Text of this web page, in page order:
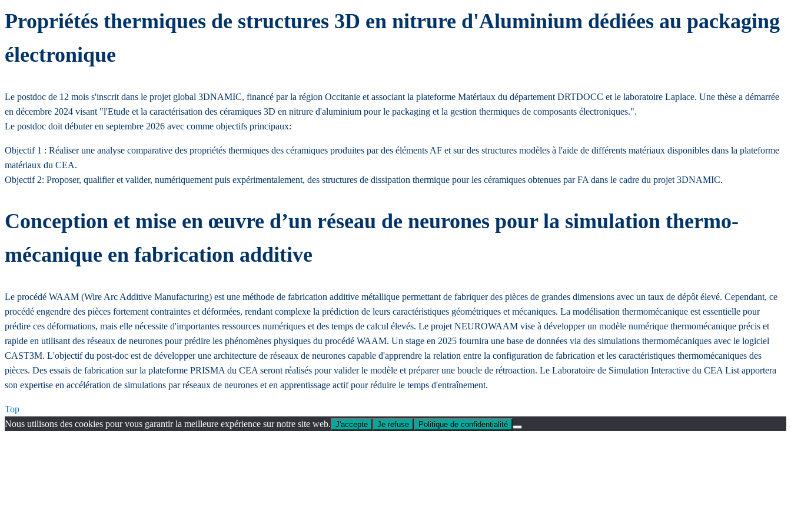
Propriétés thermiques de structures 3D en nitrure d'Aluminium dédiées au packaging
électronique
Le postdoc de 12 mois s'inscrit dans le projet global 3DNAMIC, financé par la région Occitanie et associant la plateforme Matériaux du département DRTDOCC et le laboratoire Laplace. Une thèse a démarrée
en décembre 2024 visant "l'Etude et la caractérisation des céramiques 3D en nitrure d'aluminium pour le packaging et la gestion thermiques de composants électroniques.".
Le postdoc doit débuter en septembre 2026 avec comme objectifs principaux:
Objectif 1 : Réaliser une analyse comparative des propriétés thermiques des céramiques produites par des éléments AF et sur des structures modèles à l'aide de différents matériaux disponibles dans la plateforme
matériaux du CEA.
Objectif 2: Proposer, qualifier et valider, numériquement puis expérimentalement, des structures de dissipation thermique pour les céramiques obtenues par FA dans le cadre du projet 3DNAMIC.
Conception et mise en œuvre d’un réseau de neurones pour la simulation thermo-
mécanique en fabrication additive
Le procédé WAAM (Wire Arc Additive Manufacturing) est une méthode de fabrication additive métallique permettant de fabriquer des pièces de grandes dimensions avec un taux de dépôt élevé. Cependant, ce
procédé engendre des pièces fortement contraintes et déformées, rendant complexe la prédiction de leurs caractéristiques géométriques et mécaniques. La modélisation thermomécanique est essentielle pour
prédire ces déformations, mais elle nécessite d'importantes ressources numériques et des temps de calcul élevés. Le projet NEUROWAAM vise à développer un modèle numérique thermomécanique précis et
rapide en utilisant des réseaux de neurones pour prédire les phénomènes physiques du procédé WAAM. Un stage en 2025 fournira une base de données via des simulations thermomécaniques avec le logiciel
CAST3M. L'objectif du post-doc est de développer une architecture de réseaux de neurones capable d'apprendre la relation entre la configuration de fabrication et les caractéristiques thermomécaniques des
pièces. Des essais de fabrication sur la plateforme PRISMA du CEA seront réalisés pour valider le modèle et préparer une boucle de rétroaction. Le Laboratoire de Simulation Interactive du CEA List apportera
son expertise en accélération de simulations par réseaux de neurones et en apprentissage actif pour réduire le temps d'entraînement.
Top
Nous utilisons des cookies pour vous garantir la meilleure expérience sur notre site web. J'accepte Je refuse Politique de confidentialité